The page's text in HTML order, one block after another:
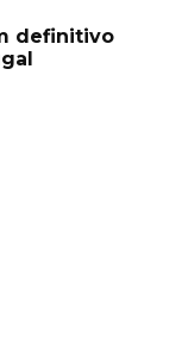
definitivo